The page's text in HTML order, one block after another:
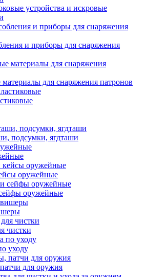
устройства и искровые
и приборы для снаряжения
материалы для снаряжения патронов
подсумки, ягдташи
оружейные
оружейные
чистки
уходу
для оружия